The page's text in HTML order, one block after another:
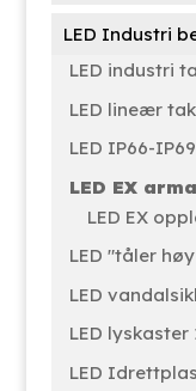
LED Industri
LED industri
LED lineær
LED IP66-IP69
LED EX
LED EX
LED "tåler
LED
LED
LED